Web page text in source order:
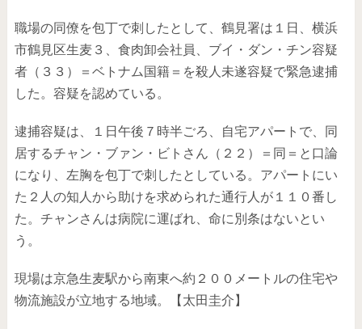
職場の同僚を包丁で刺したとして、鶴見署は１日、横浜
市鶴見区生麦３、食肉卸会社員、ブイ・ダン・チン容疑
者（３３）＝ベトナム国籍＝を殺人未遂容疑で緊急逮捕
した。容疑を認めている。
逮捕容疑は、１日午後７時半ごろ、自宅アパートで、同
居するチャン・ブァン・ビトさん（２２）＝同＝と口論
になり、左胸を包丁で刺したとしている。アパートにい
た２人の知人から助けを求められた通行人が１１０番し
た。チャンさんは病院に運ばれ、命に別条はないとい
う。
現場は京急生麦駅から南東へ約２００メートルの住宅や
物流施設が立地する地域。【太田圭介】